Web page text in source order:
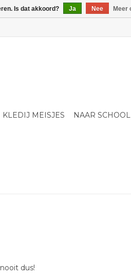
KLEDIJ MEISJES NAAR SCHOOL
dus!
Is dat akkoord? Ja Nee Meer